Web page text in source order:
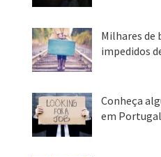
Milhares de
impedidos
Conheça
em Portugal